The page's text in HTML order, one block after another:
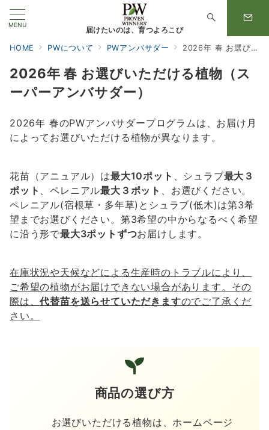
MENU
届けたいのは、育つよろこび
HOME PWについて PWアンバサダー 2026年 春 お選びいただける植物（スーパーアンバサダー）
2026年 春 お選びいただける植物（ス
ーパーアンバサダー）
2026年 春のPWアンバサダープログラムは、お届け月
によってお選びいただける植物が異なります。
花苗（アニュアル）は最大10ポット 、シュラブ最大３
ポット 、ペレニアル最大３ポット 、お選びください。
ペレニアル(宿根草・多年草)とシュラブ(低木)は第3希
望までお選びください。第3希望の中からなるべく希望
に沿う形で最大3ポットずつお届けします。
在庫状況や天候などによる生産時のトラブルにより、
ご希望の植物がお届けできない場合があります。その
際は、代替苗を送らせていただきますのでご了承くだ
さい。
商品の選び方
お選びいただける植物は、ホームページ